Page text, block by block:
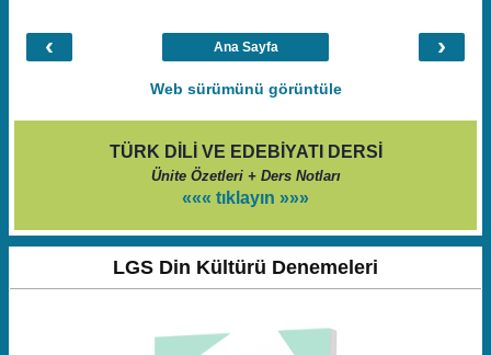
‹ ›
Ana Sayfa
Web sürümünü görüntüle
TÜRK DİLİ VE EDEBİYATI DERSİ
Ünite Özetleri + Ders Notları
««« tıklayın »»»
LGS Din Kültürü Denemeleri